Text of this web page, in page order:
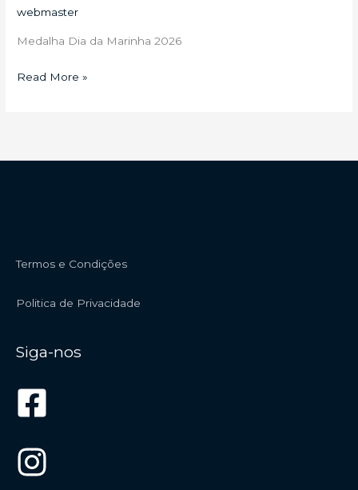
webmaster
Medalha Dia da Marinha 2026
2026
Read More »
Termos e Condições
Politica de Privacidade
Siga-nos